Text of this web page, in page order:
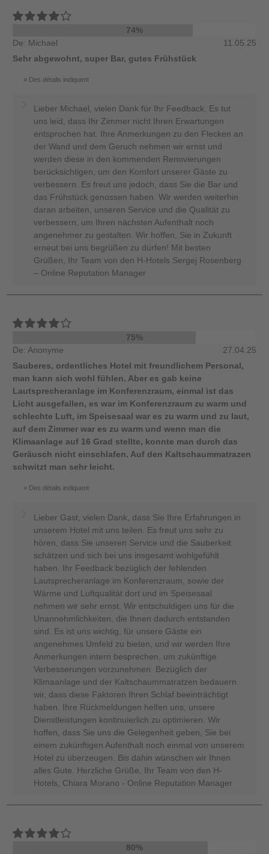
74%
De: Michael
11.05.25
Sehr abgewohnt, super Bar, gutes Frühstück
Des détails indiquent
Lieber Michael, vielen Dank für Ihr Feedback. Es tut
uns leid, dass Ihr Zimmer nicht Ihren Erwartungen
entsprochen hat. Ihre Anmerkungen zu den Flecken an
der Wand und dem Geruch nehmen wir ernst und
werden diese in den kommenden Renovierungen
berücksichtigen, um den Komfort unserer Gäste zu
verbessern. Es freut uns jedoch, dass Sie die Bar und
das Frühstück genossen haben. Wir werden weiterhin
daran arbeiten, unseren Service und die Qualität zu
verbessern, um Ihren nächsten Aufenthalt noch
angenehmer zu gestalten. Wir hoffen, Sie in Zukunft
erneut bei uns begrüßen zu dürfen! Mit besten
Grüßen, Ihr Team von den H-Hotels Sergej Rosenberg
– Online Reputation Manager
75%
De: Anonyme
27.04.25
Sauberes, ordentliches Hotel mit freundlichem Personal,
man kann sich wohl fühlen. Aber es gab keine
Lautsprecheranlage im Konferenzraum, einmal ist das
Licht ausgefallen, es war im Konferenzraum zu warm und
schlechte Luft, im Speisesaal war es zu warm und zu laut,
auf dem Zimmer war es zu warm und wenn man die
Klimaanlage auf 16 Grad stellte, konnte man durch das
Geräusch nicht einschlafen. Auf den Kaltschaummatrazen
schwitzt man sehr leicht.
Des détails indiquent
Lieber Gast, vielen Dank, dass Sie Ihre Erfahrungen in
unserem Hotel mit uns teilen. Es freut uns sehr zu
hören, dass Sie unseren Service und die Sauberkeit
schätzen und sich bei uns insgesamt wohlgefühlt
haben. Ihr Feedback bezüglich der fehlenden
Lautsprecheranlage im Konferenzraum, sowie der
Wärme und Luftqualität dort und im Speisesaal
nehmen wir sehr ernst. Wir entschuldigen uns für die
Unannehmlichkeiten, die Ihnen dadurch entstanden
sind. Es ist uns wichtig, für unsere Gäste ein
angenehmes Umfeld zu bieten, und wir werden Ihre
Anmerkungen intern besprechen, um zukünftige
Verbesserungen vorzunehmen. Bezüglich der
Klimaanlage und der Kaltschaummatratzen bedauern
wir, dass diese Faktoren Ihren Schlaf beeinträchtigt
haben. Ihre Rückmeldungen helfen uns, unsere
Dienstleistungen kontinuierlich zu optimieren. Wir
hoffen, dass Sie uns die Gelegenheit geben, Sie bei
einem zukünftigen Aufenthalt noch einmal von unserem
Hotel zu überzeugen. Bis dahin wünschen wir Ihnen
alles Gute. Herzliche Grüße, Ihr Team von den H-
Hotels, Chiara Morano - Online Reputation Manager
80%